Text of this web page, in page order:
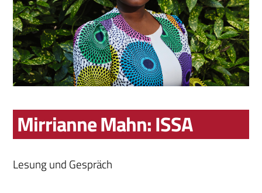
Mirrianne Mahn: ISSA
Lesung und Gespräch